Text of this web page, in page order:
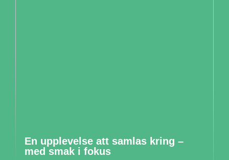
En upplevelse att samlas kring –
med smak i fokus